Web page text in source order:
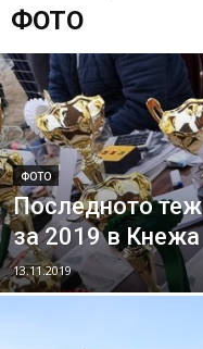
ФОТО
ФОТО
Последното
за 2019 в Кнежа
13.11.2019